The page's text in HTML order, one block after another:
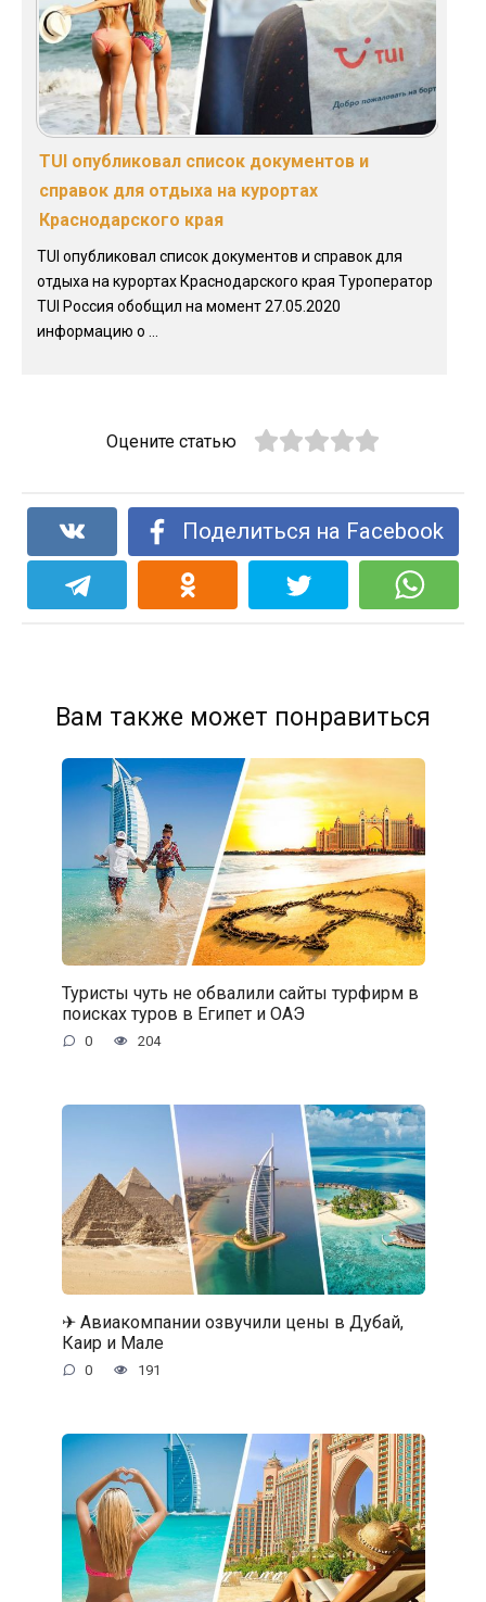
TUI опубликовал список документов и
справок для отдыха на курортах
Краснодарского края
TUI опубликовал список документов и справок для
отдыха на курортах Краснодарского края Туроператор
TUI Россия обобщил на момент 27.05.2020
информацию о ...
Оцените статью
Поделиться на Facebook
Вам также может понравиться
Туристы чуть не обвалили сайты турфирм в
поисках туров в Египет и ОАЭ
0 204
✈ Авиакомпании озвучили цены в Дубай,
Каир и Мале
0 191